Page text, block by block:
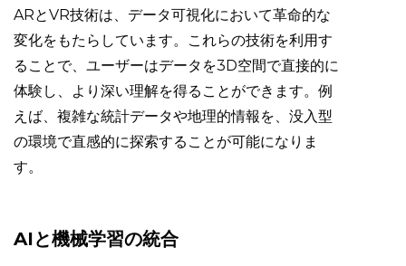
ARとVR技術は、データ可視化において革命的な
変化をもたらしています。これらの技術を利用す
ることで、ユーザーはデータを3D空間で直接的に
体験し、より深い理解を得ることができます。例
えば、複雑な統計データや地理的情報を、没入型
の環境で直感的に探索することが可能になりま
す。
AIと機械学習の統合